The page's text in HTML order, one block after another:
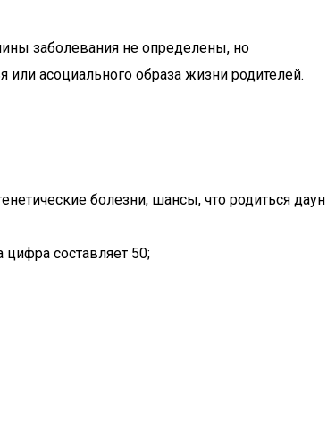
заболевания не определены, но
или асоциального образа жизни родителей.
болезни, шансы, что родиться даун
составляет 50;